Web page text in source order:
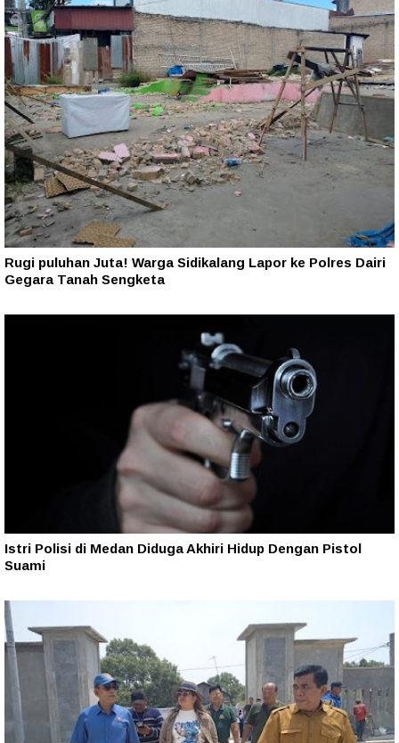
Rugi puluhan Juta! Warga Sidikalang Lapor ke Polres Dairi
Gegara Tanah Sengketa
Istri Polisi di Medan Diduga Akhiri Hidup Dengan Pistol
Suami